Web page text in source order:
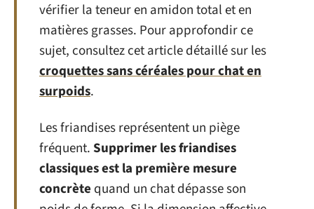
vérifier la teneur en amidon total et en
matières grasses. Pour approfondir ce
sujet, consultez cet article détaillé sur les
croquettes sans céréales pour chat en
surpoids.
Les friandises représentent un piège
fréquent.Supprimer les friandises
classiques est la première mesure
concrète quand un chat dépasse son